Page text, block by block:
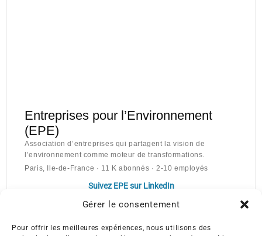
Gérer le consentement
Pour offrir les meilleures expériences, nous utilisons des
Entreprises pour l’Environnement
(EPE)
Association d’entreprises qui partagent la vision de
l’environnement comme moteur de transformations.
Paris, Ile-de-France · 11 K abonnés · 2-10 employés
Suivez EPE sur LinkedIn